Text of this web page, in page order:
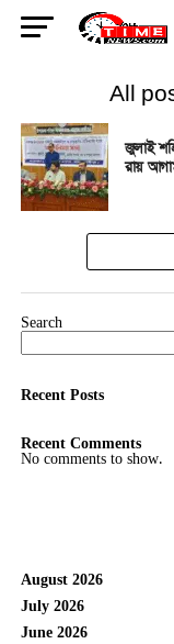
All
জুলাই
রায়
Search
Recent Posts
Recent Comments
No comments to show.
August 2026
July 2026
June 2026